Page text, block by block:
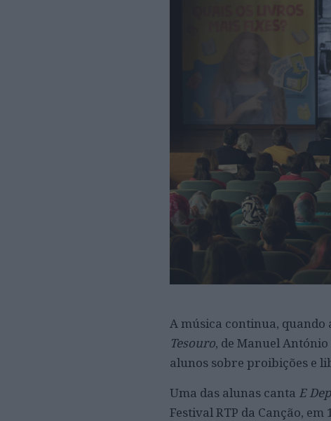
A música continua, quando
Tesouro, de Manuel
alunos sobre proibições e
Uma das alunas canta E
Festival RTP da Canção,